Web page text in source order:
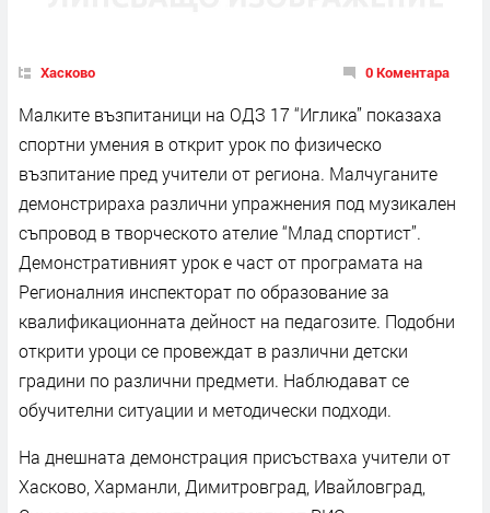
Хасково 0 Коментара
Малките възпитаници на ОДЗ 17 “Иглика” показаха
спортни умения в открит урок по физическо
възпитание пред учители от региона. Малчуганите
демонстрираха различни упражнения под музикален
съпровод в творческото ателие “Млад спортист”.
Демонстративният урок е част от програмата на
Регионалния инспекторат по образование за
квалификационната дейност на педагозите. Подобни
открити уроци се провеждат в различни детски
градини по различни предмети. Наблюдават се
обучителни ситуации и методически подходи.
На днешната демонстрация присъстваха учители от
Хасково, Харманли, Димитровград, Ивайловград,